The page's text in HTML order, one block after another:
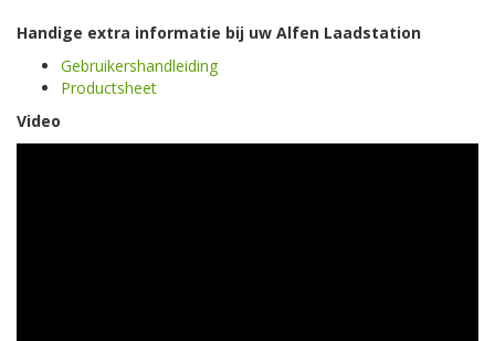
Handige extra informatie bij uw Alfen Laadstation
Gebruikershandleiding
Productsheet
Video